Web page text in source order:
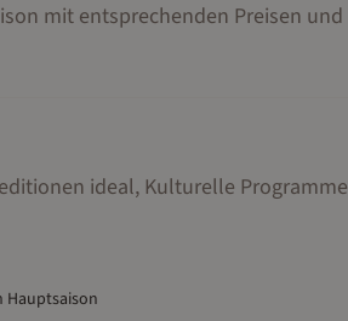
mit entsprechenden Preisen und
ideal, Kulturelle Programme
Hauptsaison